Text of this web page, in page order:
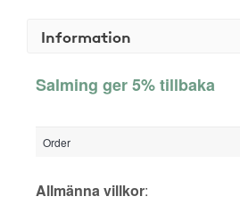
Information
Salming ger 5% tillbaka
Order
Allmänna villkor: